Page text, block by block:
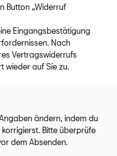
Button „Widerruf
Eingangsbestätigung
Nach
Vertragswiderrufs
wieder auf Sie zu.
ändern, indem du
Bitte überprüfe
dem Absenden.